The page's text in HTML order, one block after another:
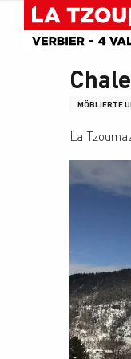
contenu
Homepage
MÖBLIERTE
La